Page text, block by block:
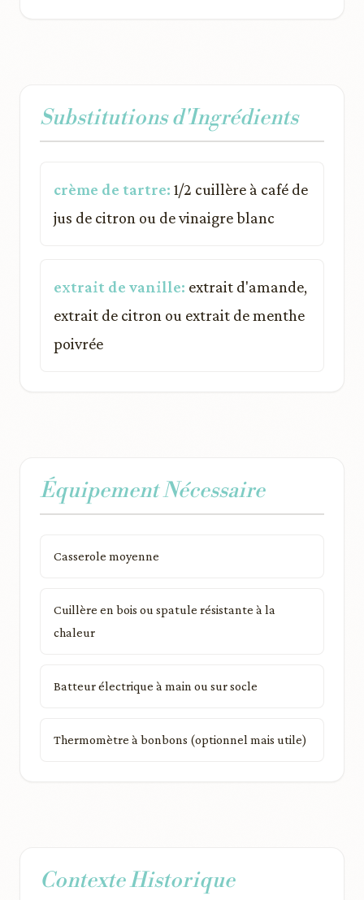
Substitutions d'Ingrédients
crème de tartre: 1/2 cuillère à café de
jus de citron ou de vinaigre blanc
extrait de vanille: extrait d'amande,
extrait de citron ou extrait de menthe
poivrée
Équipement Nécessaire
Casserole moyenne
Cuillère en bois ou spatule résistante à la
chaleur
Batteur électrique à main ou sur socle
Thermomètre à bonbons (optionnel mais utile)
Contexte Historique